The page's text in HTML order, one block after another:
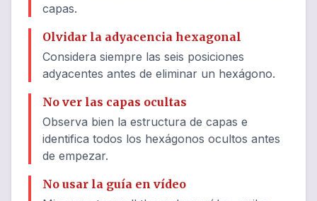
capas.
Olvidar la adyacencia hexagonal
Considera siempre las seis posiciones
adyacentes antes de eliminar un hexágono.
No ver las capas ocultas
Observa bien la estructura de capas e
identifica todos los hexágonos ocultos antes
de empezar.
No usar la guía en vídeo